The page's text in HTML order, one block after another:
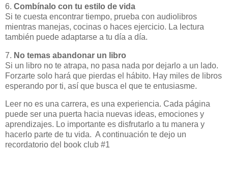
6. Combínalo con tu estilo de vida
Si te cuesta encontrar tiempo, prueba con audiolibros
mientras manejas, cocinas o haces ejercicio. La lectura
también puede adaptarse a tu día a día.
7. No temas abandonar un libro
Si un libro no te atrapa, no pasa nada por dejarlo a un lado.
Forzarte solo hará que pierdas el hábito. Hay miles de libros
esperando por ti, así que busca el que te entusiasme.
Leer no es una carrera, es una experiencia. Cada página
puede ser una puerta hacia nuevas ideas, emociones y
aprendizajes. Lo importante es disfrutarlo a tu manera y
hacerlo parte de tu vida. A continuación te dejo un
recordatorio del book club #1